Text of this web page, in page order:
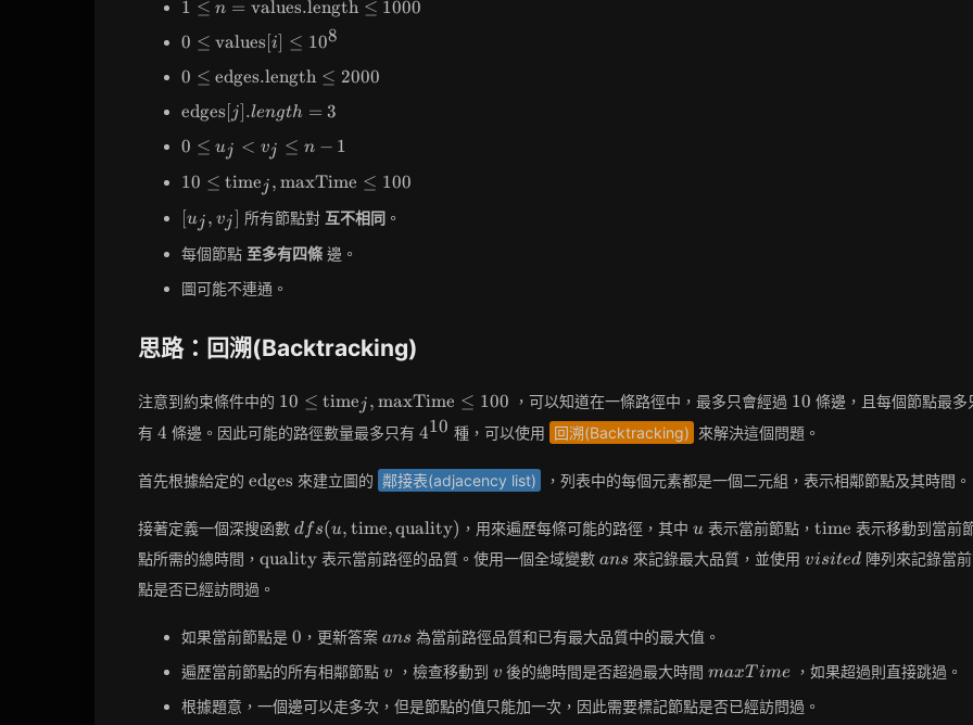
\text{values.length}
\leq 1000
1 ≤ n = values.length ≤ 1000
0 \leq
\text{values}
[i] \leq 10^8
0 ≤ values [i] ≤ 108
0 \leq
\leq 2000
0 ≤ edges.length ≤ 2000
\text{edges}
[j].length = 3
edges j .length = 3
0
u_j
<
v_j
\leq
1
0 ≤ uj < vj ≤ n − 1
10 \leq
\text{time}_j,
\text{maxTime}
\leq 100
10 ≤ timej, maxTime ≤ 100
[u_j,
v_j]
uj, vj 所有節點對 互不相同 。
每個節點 至多有四條 邊。
圖可能不連通。
思路：回溯(Backtracking)
注意到約束條件中的 10 \leq
\text{time}_j,
\text{maxTime}
10 ≤ timej, maxTime ≤ 100 ，可以知道在一條路徑中，最多只會經過 10
10 條邊，且每個節點最多
有 4
4 條邊。因此可能的路徑數量最多只有 4^{10}
410 種，可以使用 回溯(Backtracking) 來解決這個問題。
首先根據給定的 \text{edges}
edges 來建立圖的 鄰接表(adjacency list) ，列表中的每個元素都是一個二元組，表示相鄰節點及其時間。
接著定義一個深搜函數 dfs(u,
\text{time},
\text{quality})
dfs(u, time,quality) ，用來遍歷每條可能的路徑，其中u
u 表示當前節點，\text{time}
time 表示移動到當前
點所需的總時間， \text{quality}
quality 表示當前路徑的品質。使用一個全域變數 ans
ans 來記錄最大品質，並使用 visited
visited陣列來記錄當
點是否已經訪問過。
如果當前節點是 0
0 ，更新答案 ans
ans 為當前路徑品質和已有最大品質中的最大值。
遍歷當前節點的所有相鄰節點 v
v ，檢查移動到 v
v 後的總時間是否超過最大時間maxTime
maxTime ，如果超過則直接跳過。
根據題意，一個邊可以走多次，但是節點的值只能加一次，因此需要標記節點是否已經訪問過。